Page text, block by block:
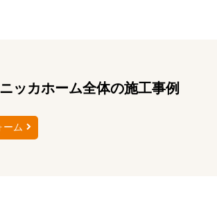
ッカホーム全体の施工事例
ーム